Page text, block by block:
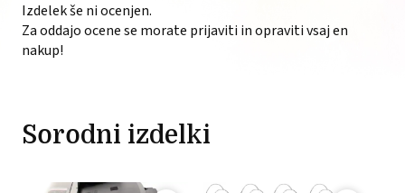
Izdelek še ni ocenjen.
Za oddajo ocene se morate prijaviti in opraviti vsaj en
nakup!
Sorodni izdelki